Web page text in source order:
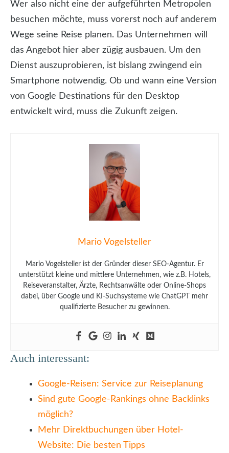
Wer also nicht eine der aufgeführten Metropolen
besuchen möchte, muss vorerst noch auf anderem
Wege seine Reise planen. Das Unternehmen will
das Angebot hier aber zügig ausbauen. Um den
Dienst auszuprobieren, ist bislang zwingend ein
Smartphone notwendig. Ob und wann eine Version
von Google Destinations für den Desktop
entwickelt wird, muss die Zukunft zeigen.
Mario Vogelsteller
Mario Vogelsteller ist der Gründer dieser SEO-Agentur. Er
unterstützt kleine und mittlere Unternehmen, wie z.B. Hotels,
Reiseveranstalter, Ärzte, Rechtsanwälte oder Online-Shops
dabei, über Google und KI-Suchsysteme wie ChatGPT mehr
qualifizierte Besucher zu gewinnen.
Auch interessant:
Google-Reisen: Service zur Reiseplanung
Sind gute Google-Rankings ohne Backlinks
möglich?
Mehr Direktbuchungen über Hotel-
Website: Die besten Tipps